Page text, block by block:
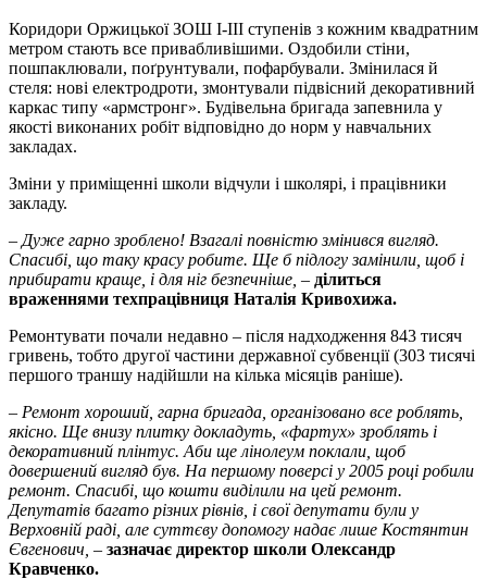
Коридори Оржицької ЗОШ І-ІІІ ступенів з кожним квадратним
метром стають все привабливішими. Оздобили стіни,
пошпаклювали, поґрунтували, пофарбували. Змінилася й
стеля: нові електродроти, змонтували підвісний декоративний
каркас типу «армстронг». Будівельна бригада запевнила у
якості виконаних робіт відповідно до норм у навчальних
закладах.
Зміни у приміщенні школи відчули і школярі, і працівники
закладу.
– Дуже гарно зроблено! Взагалі повністю змінився вигляд.
Спасибі, що таку красу робите. Ще б підлогу замінили, щоб і
прибирати краще, і для ніг безпечніше, – ділиться
враженнями техпрацівниця Наталія Кривохижа.
Ремонтувати почали недавно – після надходження 843 тисяч
гривень, тобто другої частини державної субвенції (303 тисячі
першого траншу надійшли на кілька місяців раніше).
– Ремонт хороший, гарна бригада, організовано все роблять,
якісно. Ще внизу плитку докладуть, «фартух» зроблять і
декоративний плінтус. Аби ще лінолеум поклали, щоб
довершений вигляд був. На першому поверсі у 2005 році робили
ремонт. Спасибі, що кошти виділили на цей ремонт.
Депутатів багато різних рівнів, і свої депутати були у
Верховній раді, але суттєву допомогу надає лише Костянтин
Євгенович, – зазначає директор школи Олександр
Кравченко.